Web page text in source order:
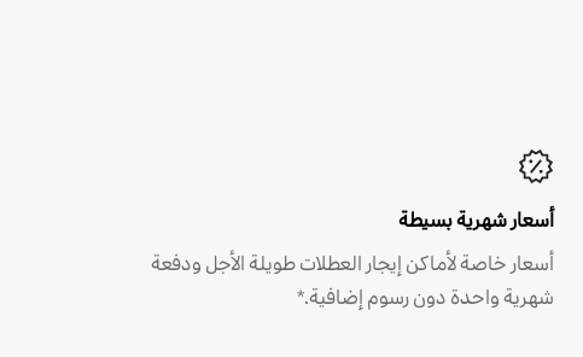
أسعار شهرية بسيطة
أسعار خاصة لأماكن إيجار العطلات طويلة الأجل ودفعة
شهرية واحدة دون رسوم إضافية.*